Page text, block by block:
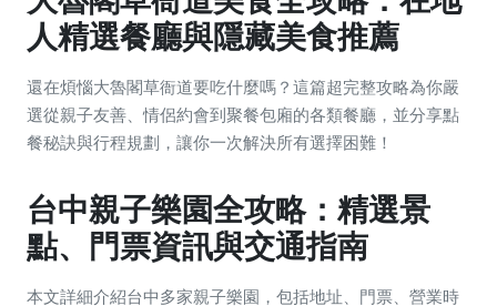
人精選餐廳與隱藏美食推薦
還在煩惱大魯閣草衙道要吃什麼嗎？這篇超完整攻略為你嚴
選從親子友善、情侶約會到聚餐包廂的各類餐廳，並分享點
餐秘訣與行程規劃，讓你一次解決所有選擇困難！
台中親子樂園全攻略：精選景
點、門票資訊與交通指南
本文詳細介紹台中多家親子樂園，包括地址、門票、營業時